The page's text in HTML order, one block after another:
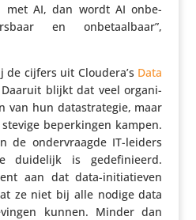
met AI, dan wordt AI onbe­
en onbe­taal­baar”,
de cijfers uit Cloudera’s Data
blijkt dat veel orga­ni­
van hun data­stra­tegie, maar
beper­kingen kampen.
de onder­vraagde IT-leiders
duidelijk is gede­fi­ni­eerd.
aan dat data-initi­a­tieven
ze niet bij alle nodige data
kunnen. Minder dan